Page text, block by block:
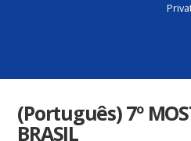
(Português) 7º
BRASIL